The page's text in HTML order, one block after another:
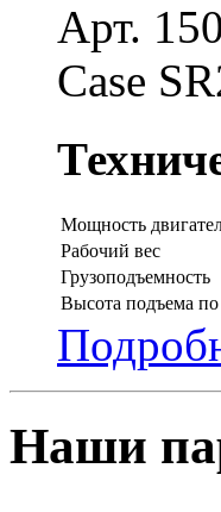
Арт.
Case
Мощность
Рабочий вес
Грузоподъемность
Высота подъема
Наши